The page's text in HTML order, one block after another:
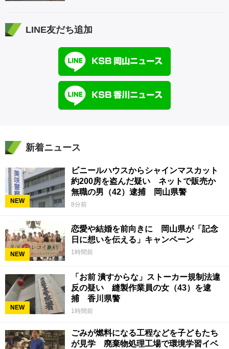
LINE友だち追加
新着ニュース
NEW
ビニールハウスからシャインマスカット
約200房を盗んだ疑い ネットで販売か
無職の男（42）逮捕 岡山県警
8分前
NEW
恋愛や結婚を前向きに 岡山県が「記念
日に想いを伝える」キャンペーン
1時間前
NEW
「お前 潰すからな」ストーカー規制法違
反の疑い 縫製作業員の女（43）を逮
捕 香川県警
1時間前
ごみが燃料になる工程などを子どもたち
が見学 廃棄物処理工場で環境学習イベ